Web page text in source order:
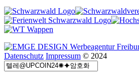
Datenschutz Impressum © 2024